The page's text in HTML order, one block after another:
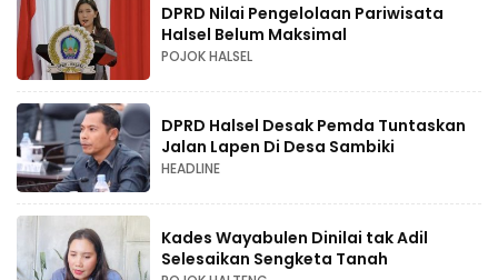
DPRD Nilai Pengelolaan Pariwisata
Halsel Belum Maksimal
POJOK HALSEL
DPRD Halsel Desak Pemda Tuntaskan
Jalan Lapen Di Desa Sambiki
HEADLINE
Kades Wayabulen Dinilai tak Adil
Selesaikan Sengketa Tanah